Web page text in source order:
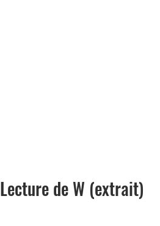
Lecture de W (extrait)